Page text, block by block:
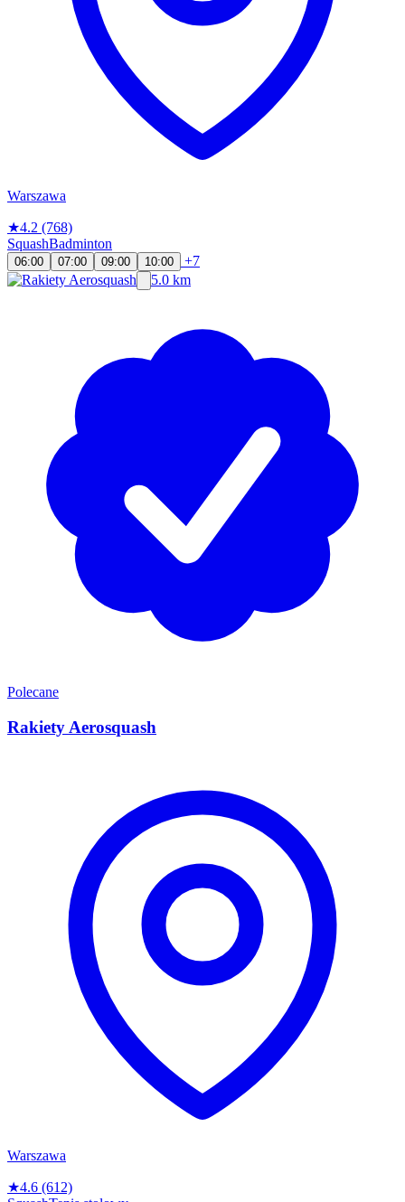
Warszawa
★4.2 (768)
SquashBadminton
06:00 07:00 09:00 10:00
+7
5.0 km
Polecane
Rakiety Aerosquash
Warszawa
★4.6 (612)